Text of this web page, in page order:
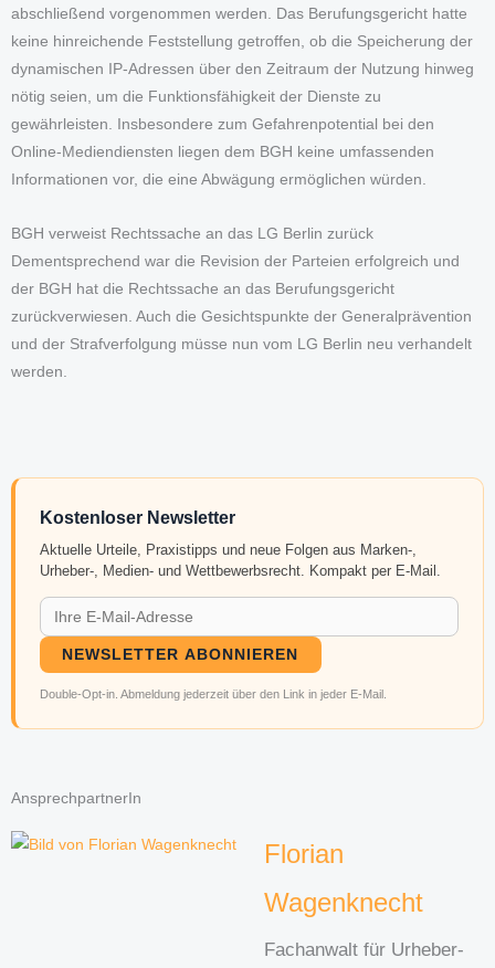
abschließend vorgenommen werden. Das Berufungsgericht hatte
keine hinreichende Feststellung getroffen, ob die Speicherung der
dynamischen IP-Adressen über den Zeitraum der Nutzung hinweg
nötig seien, um die Funktionsfähigkeit der Dienste zu
gewährleisten. Insbesondere zum Gefahrenpotential bei den
Online-Mediendiensten liegen dem BGH keine umfassenden
Informationen vor, die eine Abwägung ermöglichen würden.
BGH verweist Rechtssache an das LG Berlin zurück
Dementsprechend war die Revision der Parteien erfolgreich und
der BGH hat die Rechtssache an das Berufungsgericht
zurückverwiesen. Auch die Gesichtspunkte der Generalprävention
und der Strafverfolgung müsse nun vom LG Berlin neu verhandelt
werden.
Kostenloser Newsletter
Aktuelle Urteile, Praxistipps und neue Folgen aus Marken-,
Urheber-, Medien- und Wettbewerbsrecht. Kompakt per E-Mail.
NEWSLETTER ABONNIEREN
Double-Opt-in. Abmeldung jederzeit über den Link in jeder E-Mail.
AnsprechpartnerIn
Florian
Wagenknecht
Fachanwalt für Urheber-